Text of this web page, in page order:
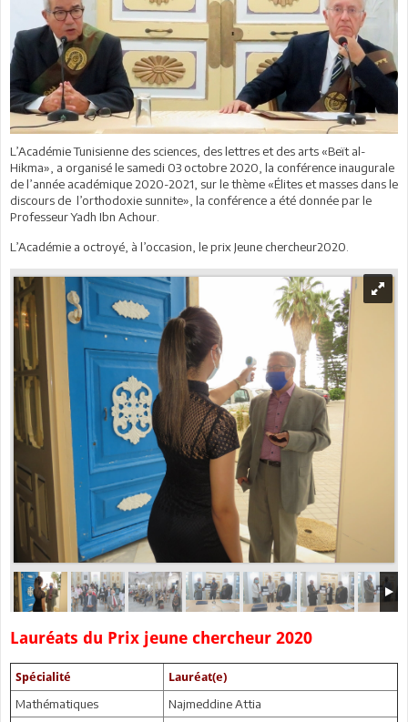
L’Académie Tunisienne des sciences, des lettres et des arts «Beït al-
Hikma», a organisé le samedi 03 octobre 2020, la conférence inaugurale
de l’année académique 2020-2021, sur le thème «Élites et masses dans le
discours de l’orthodoxie sunnite», la conférence a été donnée par le
Professeur Yadh Ibn Achour.
L’Académie a octroyé, à l’occasion, le prix Jeune chercheur2020.
Lauréats du Prix jeune chercheur 2020
Spécialité Lauréat(e)
Mathématiques
Najmeddine Attia